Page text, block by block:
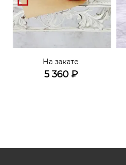
На закате
5 360₽